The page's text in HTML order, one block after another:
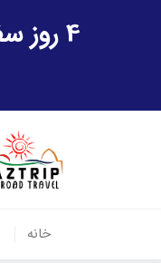
4 روز سفر بیشتر همراه با دیدار از شهر تاریخی خیوه و یک پرواز داخلی ازبکستان هدیه ویژه سفر شهریورماه
خانه